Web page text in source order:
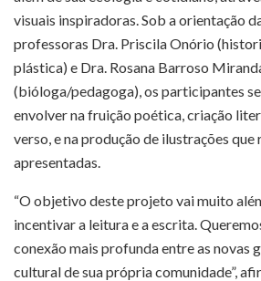
visuais inspiradoras. Sob a orientação
professoras Dra. Priscila Onório
plástica) e Dra. Rosana Barroso
(bióloga/pedagoga), os participantes
envolver na fruição poética, criação
verso, e na produção de ilustrações
apresentadas.
“O objetivo deste projeto vai muito
incentivar a leitura e a escrita.
conexão mais profunda entre as novas
cultural de sua própria comunidade”,